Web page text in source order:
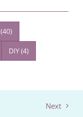
(40)
DIY(4)
Next